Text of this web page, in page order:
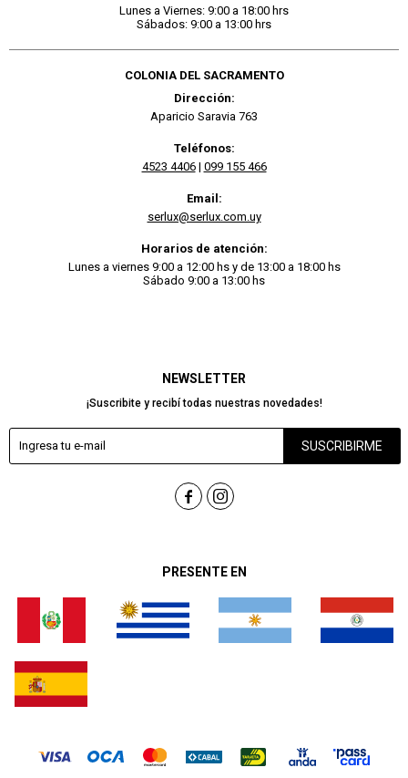
PRESENTE EN
NEWSLETTER
¡Suscribite y recibí todas nuestras novedades!
SUSCRIBIRME
 
Lunes a Viernes: 9:00 a 18:00 hrs
Sábados: 9:00 a 13:00 hrs
COLONIA DEL SACRAMENTO
Dirección:
Aparicio Saravia 763
Teléfonos:
4523 4406| 099 155 466
Email:
serlux@serlux.com.uy
Horarios de atención:
Lunes a viernes 9:00 a 12:00 hs y de 13:00 a 18:00 hs
Sábado 9:00 a 13:00 hs